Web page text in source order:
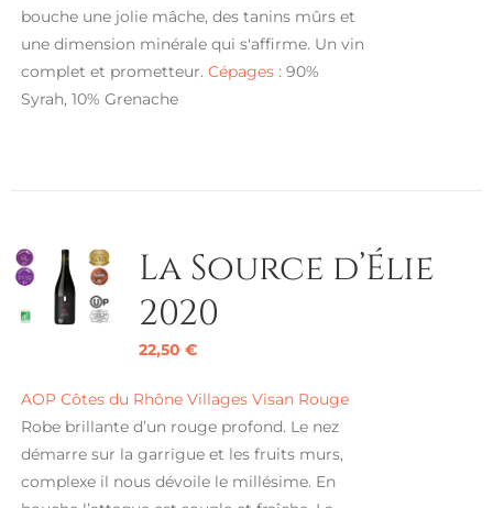
bouche une jolie mâche, des tanins mûrs et
une dimension minérale qui s'affirme. Un vin
complet et prometteur. Cépages : 90%
Syrah, 10% Grenache
La Source d’Élie
2020
22,50 €
AOP Côtes du Rhône Villages Visan Rouge
Robe brillante d’un rouge profond. Le nez
démarre sur la garrigue et les fruits murs,
complexe il nous dévoile le millésime. En